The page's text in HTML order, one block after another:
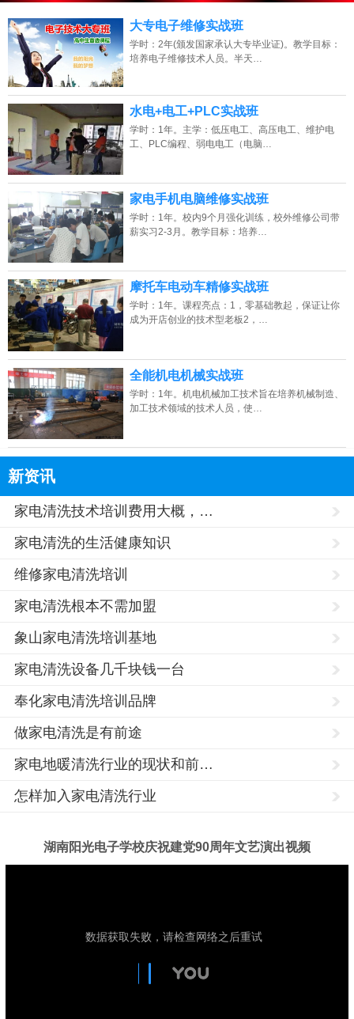
点击免费咨询电话：13807313137
大专电子维修实战班
学时：2年(颁发国家承认大专毕业证)。教学目标：
培养电子维修技术人员。半天…
水电+电工+PLC实战班
学时：1年。主学：低压电工、高压电工、维护电
工、PLC编程、弱电电工（电脑…
家电手机电脑维修实战班
学时：1年。校内9个月强化训练，校外维修公司带
薪实习2-3月。教学目标：培养…
摩托车电动车精修实战班
学时：1年。课程亮点：1，零基础教起，保证让你
成为开店创业的技术型老板2，…
全能机电机械实战班
学时：1年。机电机械加工技术旨在培养机械制造、
加工技术领域的技术人员，使…
新资讯
家电清洗技术培训费用大概，…
家电清洗的生活健康知识
维修家电清洗培训
家电清洗根本不需加盟
象山家电清洗培训基地
家电清洗设备几千块钱一台
奉化家电清洗培训品牌
做家电清洗是有前途
家电地暖清洗行业的现状和前…
怎样加入家电清洗行业
湖南阳光电子学校庆祝建党90周年文艺演出视频
清
训,